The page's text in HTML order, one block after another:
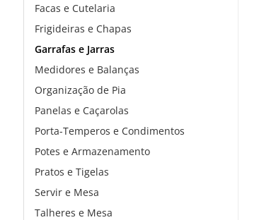
Facas e Cutelaria
Frigideiras e Chapas
Garrafas e Jarras
Medidores e Balanças
Organização de Pia
Panelas e Caçarolas
Porta-Temperos e Condimentos
Potes e Armazenamento
Pratos e Tigelas
Servir e Mesa
Talheres e Mesa